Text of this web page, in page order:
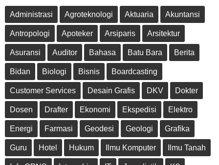
Administrasi Agroteknologi Aktuaria Akuntansi
Antropologi Apoteker Arsiparis Arsitektur
Asuransi Auditor Bahasa Batu Bara Berita
Bidan Biologi Bisnis Boardcasting
Customer Services Desain Grafis DKV Dokter
Dosen Drafter Ekonomi Ekspedisi Elektro
Energi Farmasi Geodesi Geologi Grafika
Guru Hotel Hukum Ilmu Komputer Ilmu Tanah